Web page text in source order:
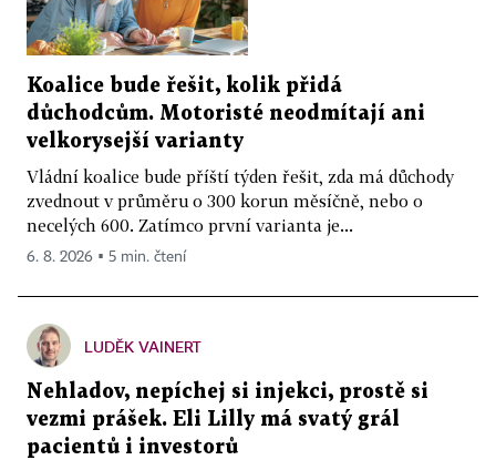
Koalice bude řešit, kolik přidá
důchodcům. Motoristé neodmítají ani
velkorysejší varianty
Vládní koalice bude příští týden řešit, zda má důchody
zvednout v průměru o 300 korun měsíčně, nebo o
necelých 600. Zatímco první varianta je...
6. 8. 2026 ▪ 5 min. čtení
LUDĚK VAINERT
Nehladov, nepíchej si injekci, prostě si
vezmi prášek. Eli Lilly má svatý grál
pacientů i investorů